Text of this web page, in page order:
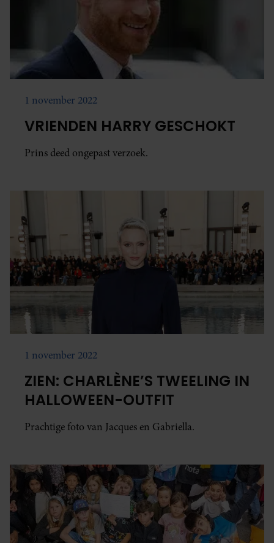
1 november 2022
VRIENDEN HARRY GESCHOKT
Prins deed ongepast verzoek.
1 november 2022
ZIEN: CHARLÈNE’S TWEELING IN
HALLOWEEN-OUTFIT
Prachtige foto van Jacques en Gabriella.